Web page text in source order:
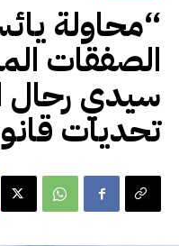
“محاولة
الصفقات
سيدي رحال
تحديات